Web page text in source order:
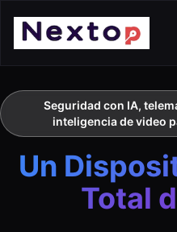
Seguridad con IA,
inteligencia de video
Un
Total